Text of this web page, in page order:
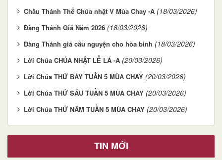
Chầu Thánh Thể Chúa nhật V Mùa Chay -A (18/03/2026)
Đàng Thánh Giá Năm 2026 (18/03/2026)
Đàng Thánh giá cầu nguyện cho hòa bình (18/03/2026)
Lời Chúa CHÚA NHẬT LỄ LÁ -A (20/03/2026)
Lời Chúa THỨ BẢY TUẦN 5 MÙA CHAY (20/03/2026)
Lời Chúa THỨ SÁU TUẦN 5 MÙA CHAY (20/03/2026)
Lời Chúa THỨ NĂM TUẦN 5 MÙA CHAY (20/03/2026)
TIN MỚI